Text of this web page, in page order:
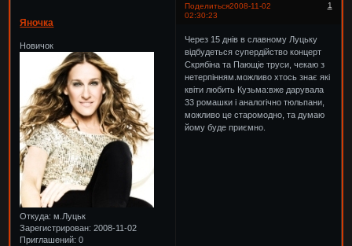
Поделиться 1
2008-11-02
02:30:23
Яночка
Новичок
Откуда: м.Луцьк
Зарегистрирован: 2008-11-02
Приглашений: 0
Через 15 днів в славному Луцьку
відбудеться супердійство концерт
Скрябіна та Пающіе труси, чекаю з
нетерпінням.можливо хтось знає які
квіти любить Кузьма:вже дарувала
33 ромашки і аналогічно тюльпани,
можливо це старомодно, та думаю
йому буде приємно.